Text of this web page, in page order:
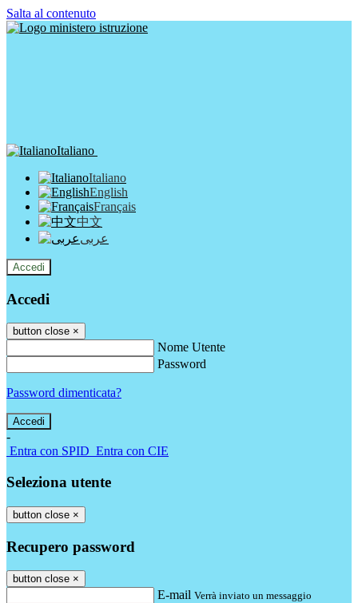
Salta al contenuto
Italiano
Italiano
English
Français
中文
عربى
Accedi
Accedi
button close ×
Nome Utente
Password
Password dimenticata?
-
Entra con SPID Entra con CIE
Seleziona utente
button close ×
Recupero password
button close ×
E-mail Verrà inviato un messaggio